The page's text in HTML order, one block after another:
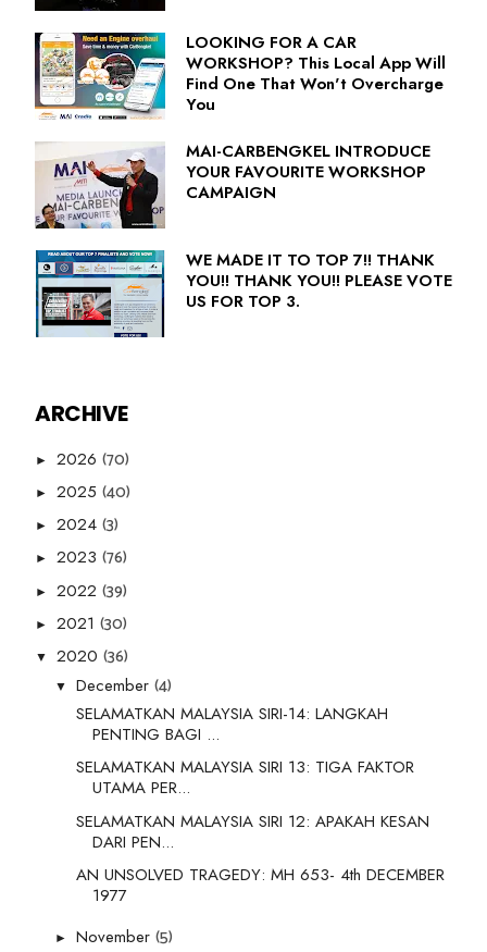
LOOKING FOR A CAR
WORKSHOP? This Local App Will
Find One That Won't Overcharge
You
MAI-CARBENGKEL INTRODUCE
YOUR FAVOURITE WORKSHOP
CAMPAIGN
WE MADE IT TO TOP 7!! THANK
YOU!! THANK YOU!! PLEASE VOTE
US FOR TOP 3.
ARCHIVE
► 2026 (70)
► 2025 (40)
► 2024 (3)
► 2023 (76)
► 2022 (39)
► 2021 (30)
▼ 2020 (36)
▼ December (4)
SELAMATKAN MALAYSIA SIRI-14: LANGKAH
PENTING BAGI ...
SELAMATKAN MALAYSIA SIRI 13: TIGA FAKTOR
UTAMA PER...
SELAMATKAN MALAYSIA SIRI 12: APAKAH KESAN
DARI PEN...
AN UNSOLVED TRAGEDY: MH 653- 4th DECEMBER
1977
► November (5)